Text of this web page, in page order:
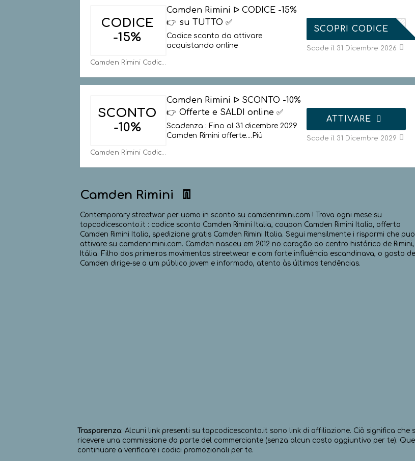
CODICE
-15%
Camden Rimini Codici
Camden Rimini ᐅ CODICE -15%
👉 su TUTTO ✅
Codice sconto da attivare
acquistando online
CMDWN15
SCOPRI CODICE
Scade il 31 Dicembre 2026
SCONTO
-10%
Camden Rimini Codici
Camden Rimini ᐅ SCONTO -10%
👉 Offerte e SALDI online ✅
Scadenza : Fino al 31 dicembre 2029
Camden Rimini offerte.... Più
ATTIVARE
Scade il 31 Dicembre 2029
Camden Rimini 👖
Contemporary streetwar per uomo in sconto su camdenrimini.com ! Trova ogni mese su
topcodicesconto.it : codice sconto Camden Rimini Italia, coupon Camden Rimini Italia, offerta
Camden Rimini Italia, spedizione gratis Camden Rimini Italia. Segui mensilmente i risparmi che
attivare su camdenrimini.com. Camden nasceu em 2012 no coração do centro histórico de Rimini,
Itália. Filho dos primeiros movimentos streetwear e com forte influência escandinava, o gosto de
Camden dirige-se a um público jovem e informado, atento às últimas tendências.
Trasparenza: Alcuni link presenti su topcodicesconto.it sono link di affiliazione. Ciò significa
ricevere una commissione da parte del commerciante (senza alcun costo aggiuntivo per te).
continuare a verificare i codici promozionali per te.